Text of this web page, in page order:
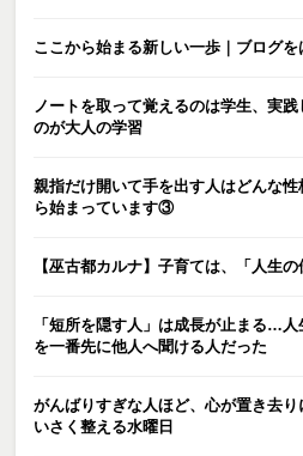
ここから始まる新しい一歩｜ブログを
ノートを取って覚えるのは学生、実
のが大人の学習
親指だけ開いて手を出す人はどんな
ら始まっています③
【巫古都カルナ】子育ては、「人生
「短所を隠す人」は成長が止まる…
を一番先に他人へ聞ける人だった
がんばりすぎな人ほど、心が置き去
いさく整える水曜日